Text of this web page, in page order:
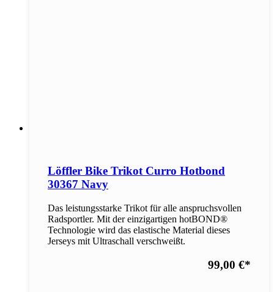
Löffler Bike Trikot Curro Hotbond
30367 Navy
Das leistungsstarke Trikot für alle anspruchsvollen
Radsportler. Mit der einzigartigen hotBOND®
Technologie wird das elastische Material dieses
Jerseys mit Ultraschall verschweißt.
99,00 €*